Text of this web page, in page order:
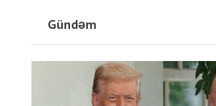
Gündəm